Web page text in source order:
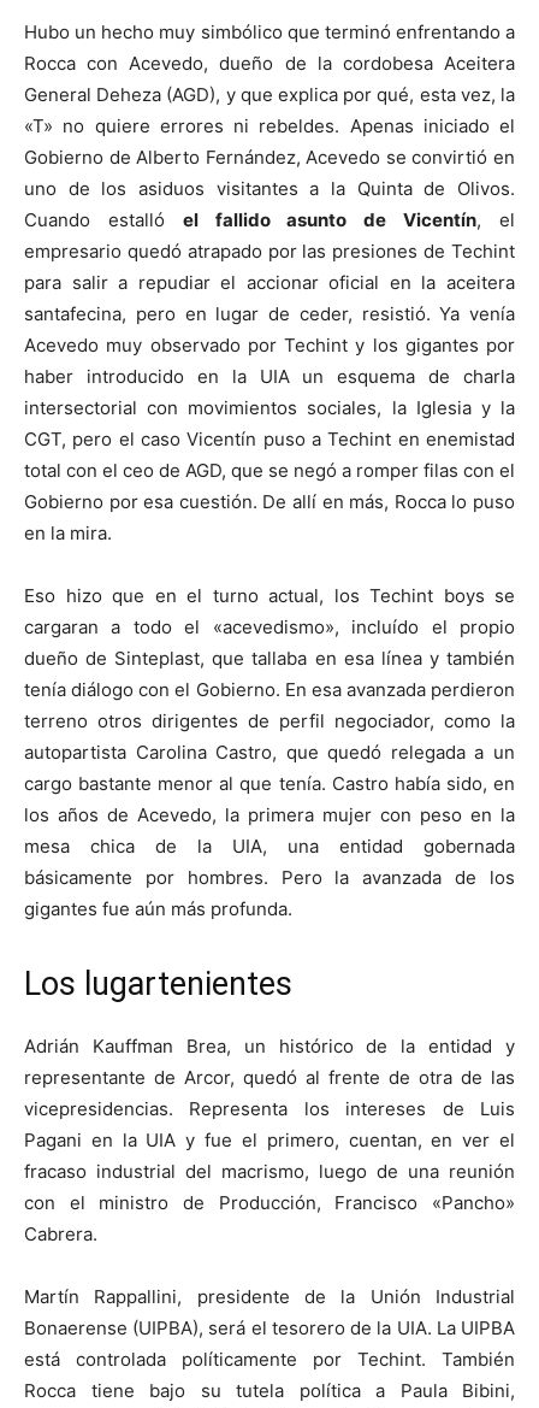
Hubo un hecho muy simbólico que terminó enfrentando a
Rocca con Acevedo, dueño de la cordobesa Aceitera
General Deheza (AGD), y que explica por qué, esta vez, la
«T» no quiere errores ni rebeldes. Apenas iniciado el
Gobierno de Alberto Fernández, Acevedo se convirtió en
uno de los asiduos visitantes a la Quinta de Olivos.
Cuando estalló el fallido asunto de Vicentín, el
empresario quedó atrapado por las presiones de Techint
para salir a repudiar el accionar oficial en la aceitera
santafecina, pero en lugar de ceder, resistió. Ya venía
Acevedo muy observado por Techint y los gigantes por
haber introducido en la UIA un esquema de charla
intersectorial con movimientos sociales, la Iglesia y la
CGT, pero el caso Vicentín puso a Techint en enemistad
total con el ceo de AGD, que se negó a romper filas con el
Gobierno por esa cuestión. De allí en más, Rocca lo puso
en la mira.
Eso hizo que en el turno actual, los Techint boys se
cargaran a todo el «acevedismo», incluído el propio
dueño de Sinteplast, que tallaba en esa línea y también
tenía diálogo con el Gobierno. En esa avanzada perdieron
terreno otros dirigentes de perfil negociador, como la
autopartista Carolina Castro, que quedó relegada a un
cargo bastante menor al que tenía. Castro había sido, en
los años de Acevedo, la primera mujer con peso en la
mesa chica de la UIA, una entidad gobernada
básicamente por hombres. Pero la avanzada de los
gigantes fue aún más profunda.
Los lugartenientes
Adrián Kauffman Brea, un histórico de la entidad y
representante de Arcor, quedó al frente de otra de las
vicepresidencias. Representa los intereses de Luis
Pagani en la UIA y fue el primero, cuentan, en ver el
fracaso industrial del macrismo, luego de una reunión
con el ministro de Producción, Francisco «Pancho»
Cabrera.
Martín Rappallini, presidente de la Unión Industrial
Bonaerense (UIPBA), será el tesorero de la UIA. La UIPBA
está controlada políticamente por Techint. También
Rocca tiene bajo su tutela política a Paula Bibini,